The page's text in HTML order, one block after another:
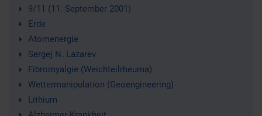
9/11 (11. September 2001)
Erde
Atomenergie
Sergej N. Lazarev
Fibromyalgie (Weichteilrheuma)
Wettermanipulation (Geoengineering)
Lithium